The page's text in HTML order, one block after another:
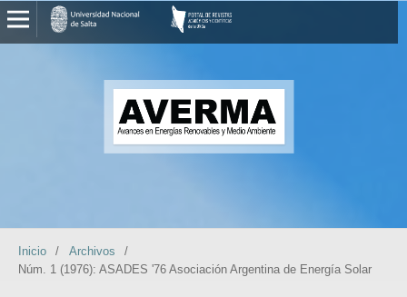
Inicio / Archivos
/
Núm. 1 (1976): ASADES '76 Asociación Argentina de Energía Solar